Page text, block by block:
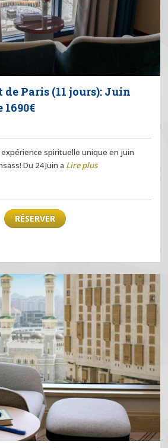
de Paris (11 jours): Juin
spirituelle unique en juin
Du 24 Juin a Lire plus
RÉSERVER